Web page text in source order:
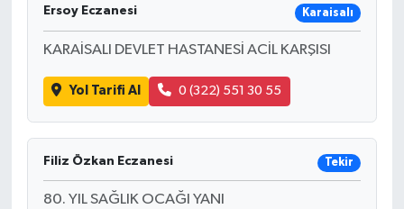
Ersoy Eczanesi Karaisalı
KARAİSALI DEVLET HASTANESİ ACİL KARŞISI
Yol Tarifi Al 0 (322) 551 30 55
Filiz Özkan Eczanesi Tekir
80. YIL SAĞLIK OCAĞI YANI